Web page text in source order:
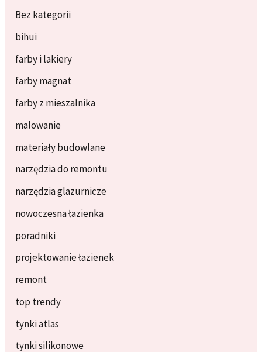
Bez kategorii
bihui
farby i lakiery
farby magnat
farby z mieszalnika
malowanie
materiały budowlane
narzędzia do remontu
narzędzia glazurnicze
nowoczesna łazienka
poradniki
projektowanie łazienek
remont
top trendy
tynki atlas
tynki silikonowe